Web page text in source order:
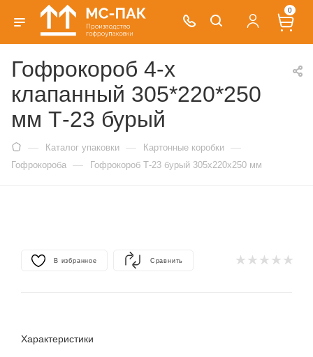
0
Гофрокороб 4-х
клапанный 305*220*250
мм Т-23 бурый
— Каталог упаковки — Картонные коробки —
Гофрокороба — Гофрокороб Т-23 бурый 305х220х250 мм
В избранное Сравнить
Характеристики